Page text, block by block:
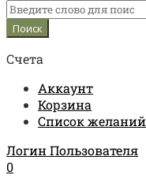
Счета
Аккаунт
Корзина
Список желаний
Логин Пользователя
0